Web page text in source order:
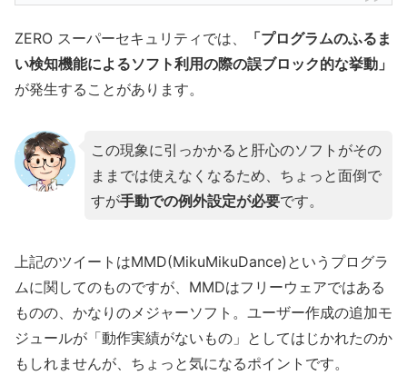
ZERO スーパーセキュリティでは、
「プログラムのふるま
い検知機能によるソフト利用の際の誤ブロック的な挙動」
が発生することがあります。
この現象に引っかかると肝心のソフトがその
ままでは使えなくなるため、ちょっと面倒で
すが手動での例外設定が必要です。
上記のツイートはMMD(MikuMikuDance)というプログラ
ムに関してのものですが、MMDはフリーウェアではある
ものの、かなりのメジャーソフト。ユーザー作成の追加モ
ジュールが「動作実績がないもの」としてはじかれたのか
もしれませんが、ちょっと気になるポイントです。